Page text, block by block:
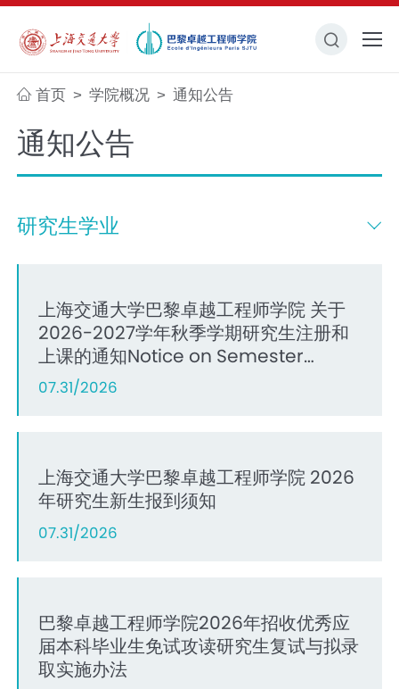
首页 > 学院概况 > 通知公告
通知公告
研究生学业
上海交通大学巴黎卓越工程师学院 关于
2026-2027学年秋季学期研究生注册和
上课的通知Notice on Semester
Registration of Graduate Students
for 2026-2027 Autumn Semester
07.31/2026
上海交通大学巴黎卓越工程师学院 2026
年研究生新生报到须知
07.31/2026
巴黎卓越工程师学院2026年招收优秀应
届本科毕业生免试攻读研究生复试与拟录
取实施办法